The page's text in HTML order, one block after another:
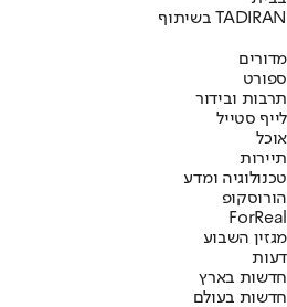
בשיתוף TADIRAN
מדורים
ספורט
תרבות ובידור
לייף סטייל
אוכל
תיירות
טכנולוגיה ומדע
הורוסקופ
ForReal
מגזין השבוע
דעות
חדשות בארץ
חדשות בעולם